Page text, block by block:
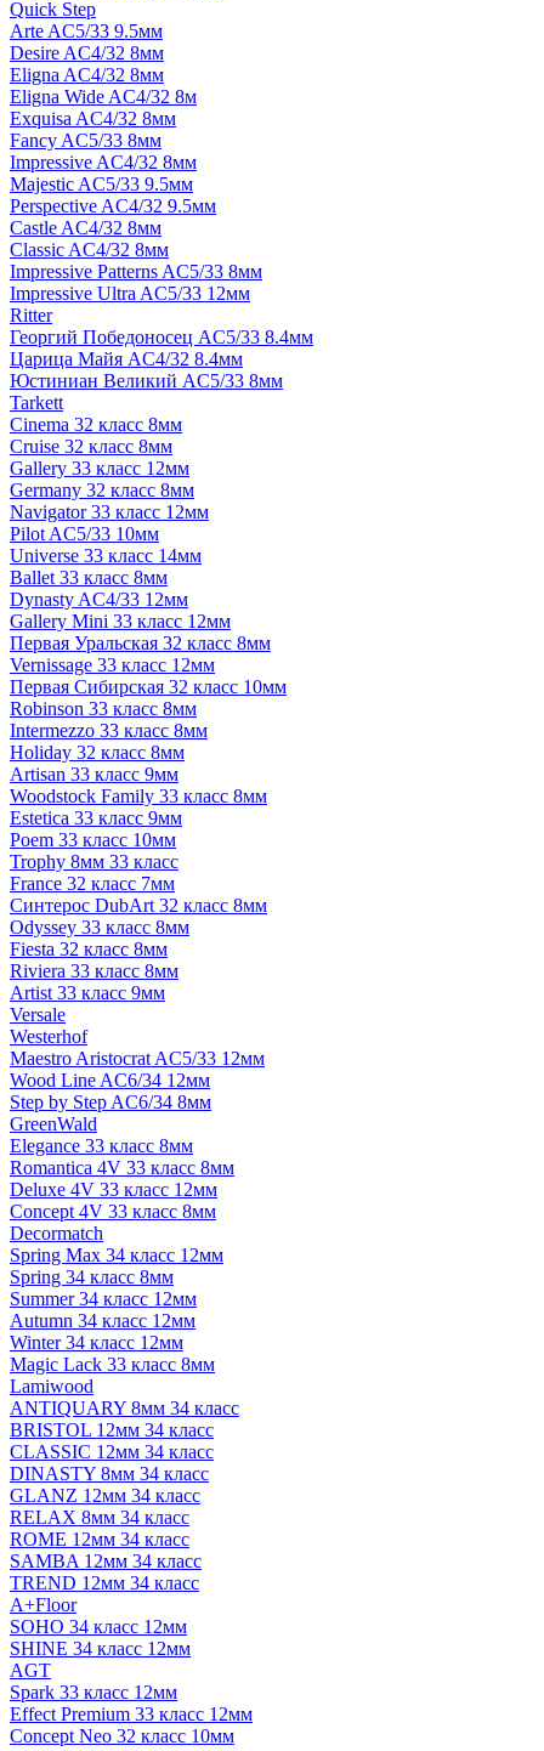
Quick Step
Arte AC5/33 9.5мм
Desire AC4/32 8мм
Eligna AC4/32 8мм
Eligna Wide AC4/32 8м
Exquisa AC4/32 8мм
Fancy AC5/33 8мм
Impressive AC4/32 8мм
Majestic AC5/33 9.5мм
Perspective AC4/32 9.5мм
Castle AC4/32 8мм
Classic AC4/32 8мм
Impressive Patterns AC5/33 8мм
Impressive Ultra AC5/33 12мм
Ritter
Георгий Победоносец AC5/33 8.4мм
Царица Майя AC4/32 8.4мм
Юстиниан Великий AC5/33 8мм
Tarkett
Cinema 32 класс 8мм
Cruise 32 класс 8мм
Gallery 33 класс 12мм
Germany 32 класс 8мм
Navigator 33 класс 12мм
Pilot AC5/33 10мм
Universe 33 класс 14мм
Ballet 33 класс 8мм
Dynasty AC4/33 12мм
Gallery Mini 33 класс 12мм
Первая Уральская 32 класс 8мм
Vernissage 33 класс 12мм
Первая Сибирская 32 класс 10мм
Robinson 33 класс 8мм
Intermezzo 33 класс 8мм
Holiday 32 класс 8мм
Artisan 33 класс 9мм
Woodstock Family 33 класс 8мм
Estetica 33 класс 9мм
Poem 33 класс 10мм
Trophy 8мм 33 класс
France 32 класс 7мм
Синтерос DubArt 32 класс 8мм
Odyssey 33 класс 8мм
Fiesta 32 класс 8мм
Riviera 33 класс 8мм
Artist 33 класс 9мм
Versale
Westerhof
Maestro Aristocrat AC5/33 12мм
Wood Line AC6/34 12мм
Step by Step AC6/34 8мм
GreenWald
Elegance 33 класс 8мм
Romantica 4V 33 класс 8мм
Deluxe 4V 33 класс 12мм
Concept 4V 33 класс 8мм
Decormatch
Spring Max 34 класс 12мм
Spring 34 класс 8мм
Summer 34 класс 12мм
Autumn 34 класс 12мм
Winter 34 класс 12мм
Magic Lack 33 класс 8мм
Lamiwood
ANTIQUARY 8мм 34 класс
BRISTOL 12мм 34 класс
CLASSIC 12мм 34 класс
DINASTY 8мм 34 класс
GLANZ 12мм 34 класс
RELAX 8мм 34 класс
ROME 12мм 34 класс
SAMBA 12мм 34 класс
TREND 12мм 34 класс
A+Floor
SOHO 34 класс 12мм
SHINE 34 класс 12мм
AGT
Spark 33 класс 12мм
Effect Premium 33 класс 12мм
Concept Neo 32 класс 10мм